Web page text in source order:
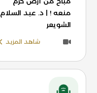
منعه ! | د. عبد السلام
الشويعر
شاهد المزيد